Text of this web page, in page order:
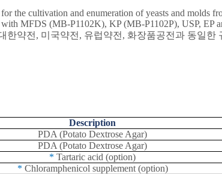
the cultivation and enumeration of yeasts and molds
MFDS (MB-P1102K), KP (MB-P1102P), USP, EP
한약전 , 미국약전 , 유럽약전 , 화장품공전과 동일한
Description
PDA (Potato Dextrose Agar)
PDA (Potato Dextrose Agar)
* Tartaric acid (option)
* Chloramphenicol supplement (option)